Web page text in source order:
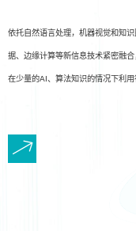
依托自然语言处理，机器视觉和知
据、边缘计算等新信息技术紧密融
在少量的AI、算法知识的情况下利